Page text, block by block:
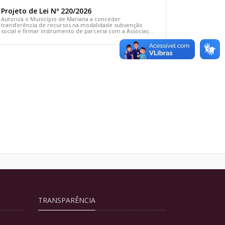
Projeto de Lei Nº 220/2026
Autoriza o Município de Mariana a conceder
transferência de recursos na modalidade subvenção
social e firmar instrumento de parceria com a Associação
TRANSPARÊNCIA